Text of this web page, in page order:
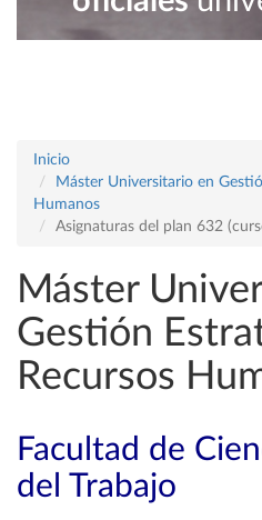
Inicio
Máster Universitario en
Humanos
Asignaturas del plan 632
Máster
Gestión
Recursos
Facultad de
del Trabajo